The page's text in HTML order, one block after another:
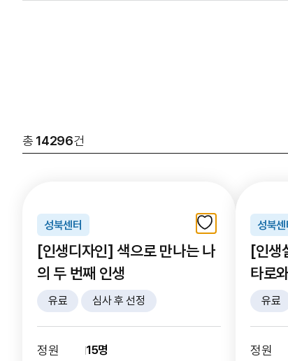
총 14296건
성북센터
[인생디자인] 색으로 만나는 나
의 두 번째 인생
유료 심사 후 선정
정원 15명
성북센
[인생
타로
나는
유료
정원